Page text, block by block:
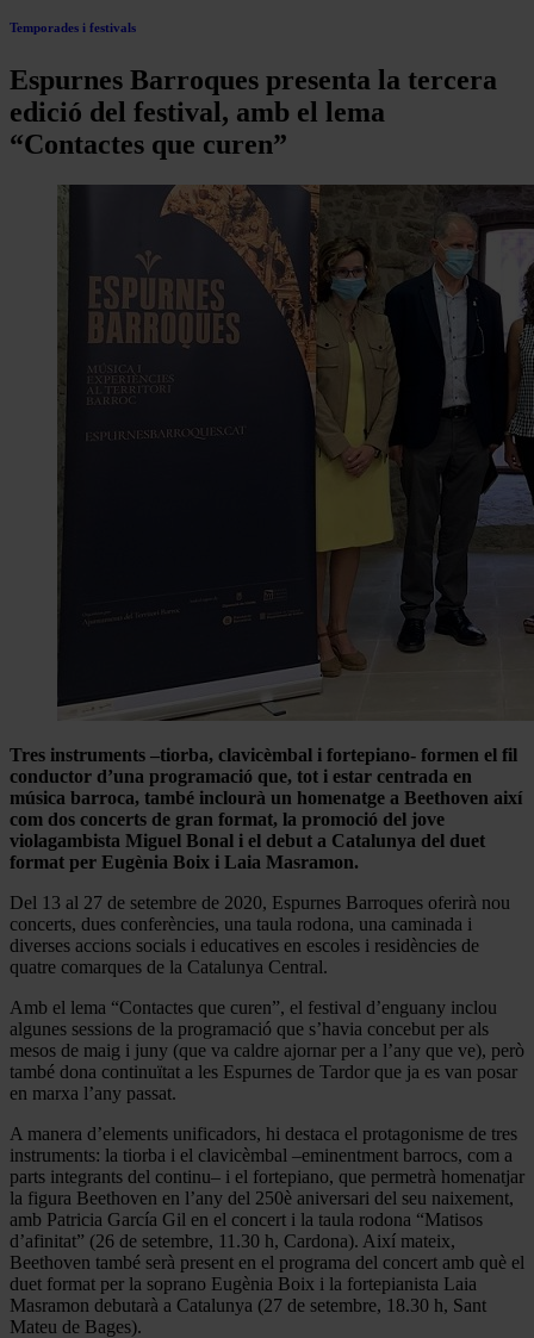
Temporades i festivals
Espurnes Barroques presenta la tercera
edició del festival, amb el lema
“Contactes que curen”
Tres instruments –tiorba, clavicèmbal i fortepiano- formen el fil
conductor d’una programació que, tot i estar centrada en
música barroca, també inclourà un homenatge a Beethoven així
com dos concerts de gran format, la promoció del jove
violagambista Miguel Bonal i el debut a Catalunya del duet
format per Eugènia Boix i Laia Masramon.
Del 13 al 27 de setembre de 2020, Espurnes Barroques oferirà nou
concerts, dues conferències, una taula rodona, una caminada i
diverses accions socials i educatives en escoles i residències de
quatre comarques de la Catalunya Central.
Amb el lema “Contactes que curen”, el festival d’enguany inclou
algunes sessions de la programació que s’havia concebut per als
mesos de maig i juny (que va caldre ajornar per a l’any que ve), però
també dona continuïtat a les Espurnes de Tardor que ja es van posar
en marxa l’any passat.
A manera d’elements unificadors, hi destaca el protagonisme de tres
instruments: la tiorba i el clavicèmbal –eminentment barrocs, com a
parts integrants del continu– i el fortepiano, que permetrà homenatjar
la figura Beethoven en l’any del 250è aniversari del seu naixement,
amb Patricia García Gil en el concert i la taula rodona “Matisos
d’afinitat” (26 de setembre, 11.30 h, Cardona). Així mateix,
Beethoven també serà present en el programa del concert amb què el
duet format per la soprano Eugènia Boix i la fortepianista Laia
Masramon debutarà a Catalunya (27 de setembre, 18.30 h, Sant
Mateu de Bages).